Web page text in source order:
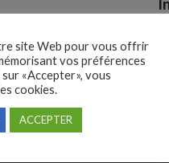
site Web pour vous offrir
vos préférences
«Accepter», vous
cookies.
ACCEPTER